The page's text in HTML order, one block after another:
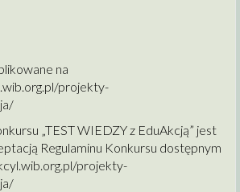
na
projekty-
„TEST WIEDZY z EduAkcją” jest
Regulaminu Konkursu dostępnym
projekty-